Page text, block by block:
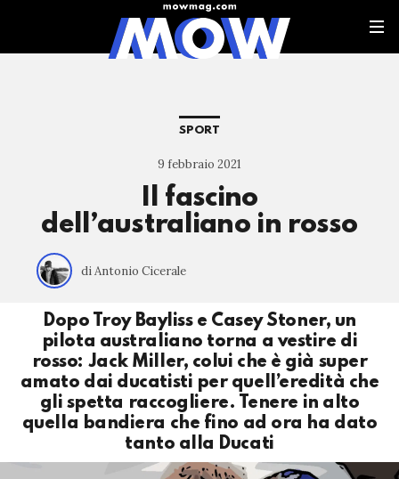
SPORT
9 febbraio 2021
Il fascino
dell’australiano in rosso
di Antonio Cicerale
Dopo Troy Bayliss e Casey Stoner, un
pilota australiano torna a vestire di
rosso: Jack Miller, colui che è già super
amato dai ducatisti per quell’eredità che
gli spetta raccogliere. Tenere in alto
quella bandiera che fino ad ora ha dato
tanto alla Ducati